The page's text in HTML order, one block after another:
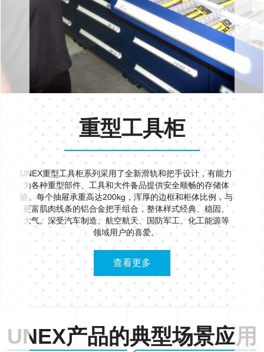
重型工具柜
UNEX重型工具柜系列采用了全新滑轨和把手设计，有能力
为各种重型部件、工具和大件备品提供安全顺畅的存储体
验。每个抽屉承重高达200kg，浑厚的边框和柜体比例，与
更富肌肉线条的铝合金把手组合，整体样式经典、稳固、
大气。深受汽车制造、航空航天、国防军工、化工能源等
领域用户的喜爱。
查看更多
UNEX产品的典型场景应用